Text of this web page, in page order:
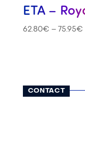
ETA –
62.80€ – 75.95€
CONTACT